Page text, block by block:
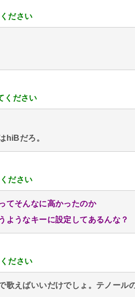
ださい
ください
hiBだろ。
ださい
てそんなに高かったのか
ようなキーに設定してあるんな？
ださい
歌えばいいだけでしょ。テノール